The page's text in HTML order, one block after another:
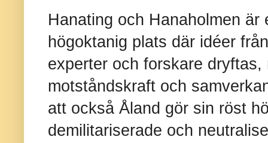
Hanating och Hanaholmen är
högoktanig plats där idéer
experter och forskare
motståndskraft och
att också Åland gör sin röst
demilitariserade och